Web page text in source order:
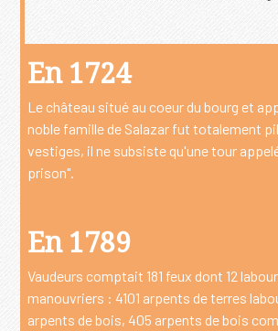
En 1724
Le château situé au coeur du bourg et
noble famille de Salazar fut totalement
vestiges, il ne subsiste qu'une tour
prison".
En 1789
Vaudeurs comptait 181 feux dont 12
manouvriers : 4101 arpents de terres
arpents de bois, 405 arpents de bois